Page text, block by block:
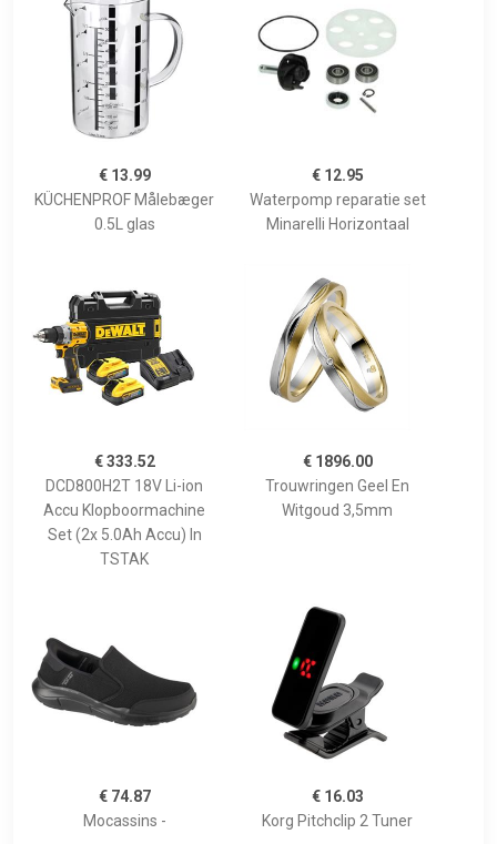
€ 13.99
KÜCHENPROF Målebæger
0.5L glas
€ 12.95
Waterpomp reparatie set
Minarelli Horizontaal
€ 333.52
DCD800H2T 18V Li-ion
Accu Klopboormachine
Set (2x 5.0Ah Accu) In
TSTAK
€ 1896.00
Trouwringen Geel En
Witgoud 3,5mm
€ 74.87
Mocassins -
€ 16.03
Korg Pitchclip 2 Tuner